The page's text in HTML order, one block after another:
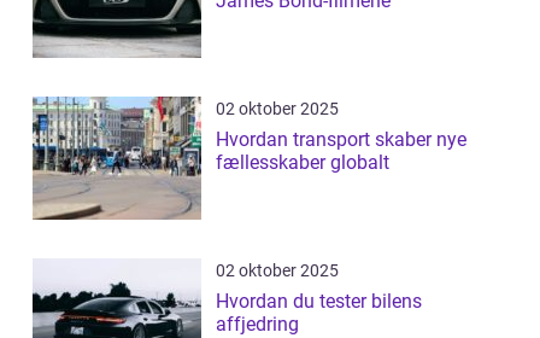
02 oktober 2025
Hvordan transport skaber nye
fællesskaber globalt
02 oktober 2025
Hvordan du tester bilens
affjedring